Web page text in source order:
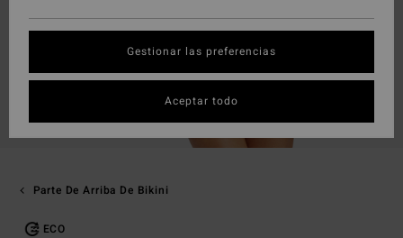
Parte De Arriba De Bikini
ECO
Gestionar las preferencias
Aceptar todo